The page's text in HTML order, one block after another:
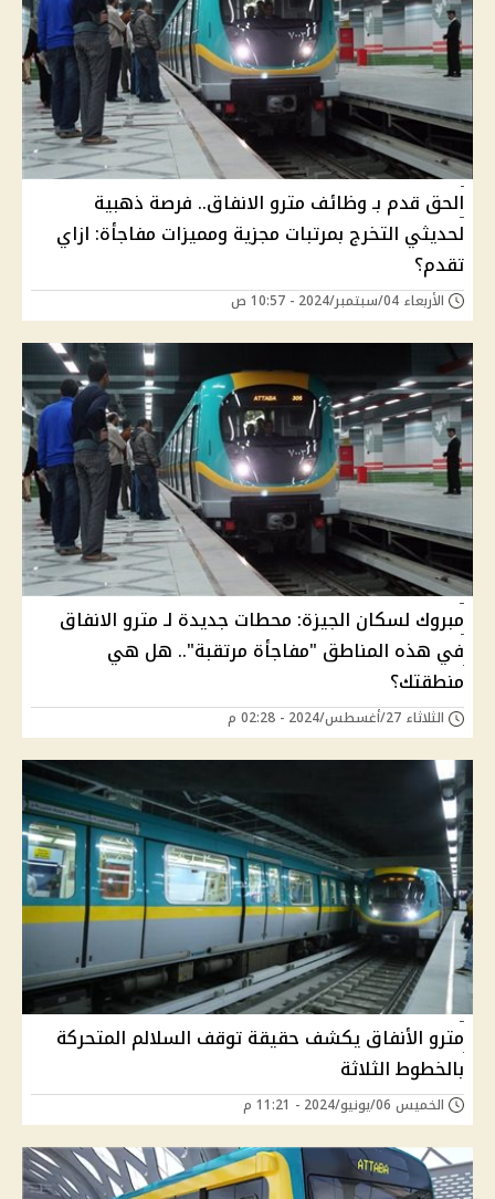
الحق قدم بـ وظائف مترو الانفاق.. فرصة ذهبية
لحديثي التخرج بمرتبات مجزية ومميزات مفاجأة: ازاي
تقدم؟
الأربعاء 04/سبتمبر/2024 - 10:57 ص
مبروك لسكان الجيزة: محطات جديدة لـ مترو الانفاق
في هذه المناطق "مفاجأة مرتقبة".. هل هي
منطقتك؟
الثلاثاء 27/أغسطس/2024 - 02:28 م
مترو الأنفاق يكشف حقيقة توقف السلالم المتحركة
بالخطوط الثلاثة
الخميس 06/يونيو/2024 - 11:21 م